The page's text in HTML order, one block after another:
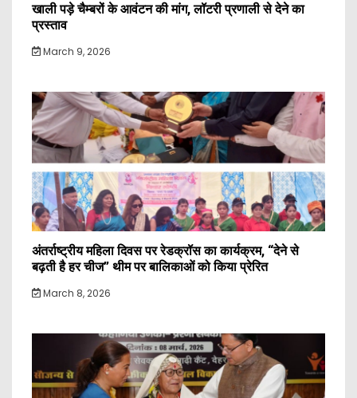
खाली पड़े चैम्बरों के आवंटन की मांग, लॉटरी प्रणाली से देने का
प्रस्ताव
March 9, 2026
अंतर्राष्ट्रीय महिला दिवस पर रेडक्रॉस का कार्यक्रम, “देने से
बढ़ती है हर चीज” थीम पर बालिकाओं को किया प्रेरित
March 8, 2026